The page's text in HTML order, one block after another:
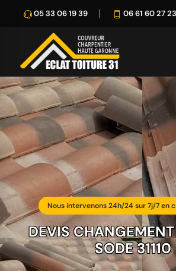
05 33 06 19 39 06 61 60 27 23
Nous intervenons 24h/24 sur 7j/7 en
DEVIS
SODE 31110